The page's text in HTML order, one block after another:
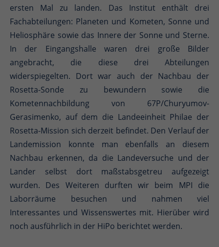
ersten Mal zu landen. Das Institut enthält drei
Fachabteilungen: Planeten und Kometen, Sonne und
Heliosphäre sowie das Innere der Sonne und Sterne.
In der Eingangshalle waren drei große Bilder
angebracht, die diese drei Abteilungen
widerspiegelten. Dort war auch der Nachbau der
Rosetta-Sonde zu bewundern sowie die
Kometennachbildung von 67P/Churyumov-
Gerasimenko, auf dem die Landeeinheit Philae der
Rosetta-Mission sich derzeit befindet. Den Verlauf der
Landemission konnte man ebenfalls an diesem
Nachbau erkennen, da die Landeversuche und der
Lander selbst dort maßstabsgetreu aufgezeigt
wurden. Des Weiteren durften wir beim MPI die
Laborräume besuchen und nahmen viel
Interessantes und Wissenswertes mit. Hierüber wird
noch ausführlich in der HiPo berichtet werden.